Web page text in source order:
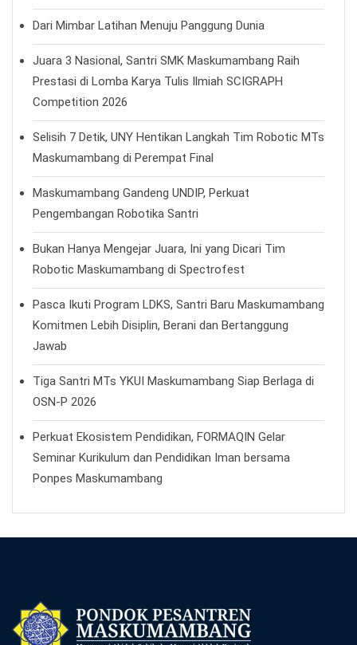
Dari Mimbar Latihan Menuju Panggung Dunia
Juara 3 Nasional, Santri SMK Maskumambang Raih
Prestasi di Lomba Karya Tulis Ilmiah SCIGRAPH
Competition 2026
Selisih 7 Detik, UNY Hentikan Langkah Tim Robotic MTs
Maskumambang di Perempat Final
Maskumambang Gandeng UNDIP, Perkuat
Pengembangan Robotika Santri
Bukan Hanya Mengejar Juara, Ini yang Dicari Tim
Robotic Maskumambang di Spectrofest
Pasca Ikuti Program LDKS, Santri Baru Maskumambang
Komitmen Lebih Disiplin, Berani dan Bertanggung
Jawab
Tiga Santri MTs YKUI Maskumambang Siap Berlaga di
OSN-P 2026
Perkuat Ekosistem Pendidikan, FORMAQIN Gelar
Seminar Kurikulum dan Pendidikan Iman bersama
Ponpes Maskumambang